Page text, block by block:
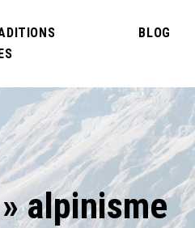
BLOG
alpinisme